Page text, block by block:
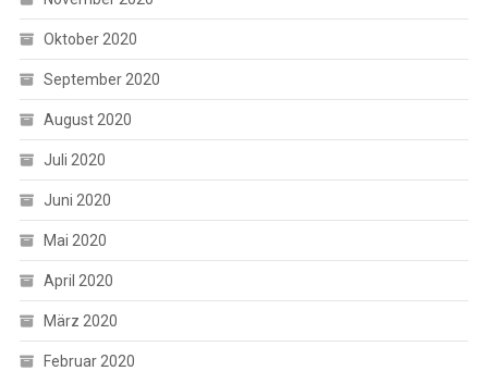
Oktober 2020
September 2020
August 2020
Juli 2020
Juni 2020
Mai 2020
April 2020
März 2020
Februar 2020